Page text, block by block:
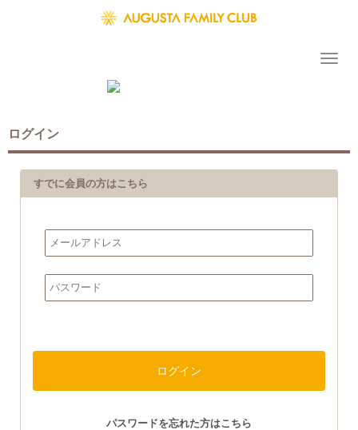
ログイン
すでに会員の方はこちら
パスワードを忘れた方はこちら